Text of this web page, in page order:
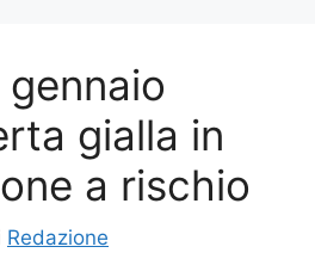
gialla in
a rischio
Redazione